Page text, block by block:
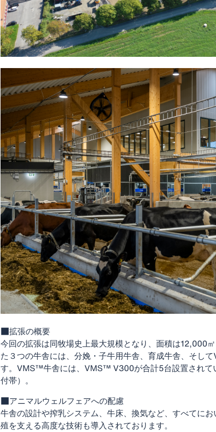
■拡張の概要
今回の拡張は同牧場史上最大規模となり、面積は12,000
た３つの牛舎には、分娩・子牛用牛舎、育成牛舎、そし
す。VMS™牛舎には、VMS™ V300が合計5台設置されて
付帯）。
■アニマルウェルフェアへの配慮
牛舎の設計や搾乳システム、牛床、換気など、すべてに
殖を支える高度な技術も導入されております。